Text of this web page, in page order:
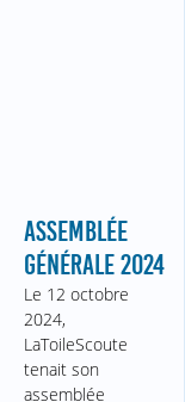
ASSEMBLÉE
GÉNÉRALE 2024
Le 12 octobre
2024,
LaToileScoute
tenait son
assemblée